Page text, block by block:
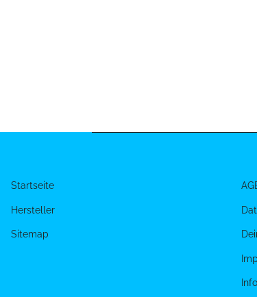
Startseite
Hersteller
Sitemap